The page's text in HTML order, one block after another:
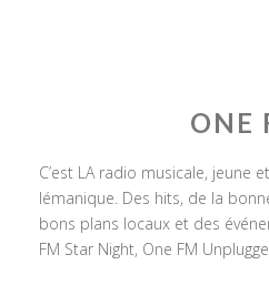
ONE
C’est LA radio musicale, jeune
lémanique. Des hits, de la
bons plans locaux et des
FM Star Night, One FM